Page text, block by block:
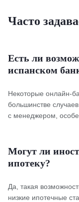
Часто
Есть ли
испанском
Некоторые онлайн-
большинстве
с менеджером,
Могут ли
ипотеку?
Да, такая
низкие ипотечные